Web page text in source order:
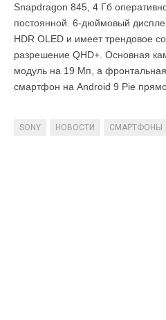
Snapdragon 845, 4 Гб
постоянной. 6-дюймовый
HDR OLED и имеет трендовое
разрешение QHD+. Основная
модуль на 19 Мп, а
смартфон на Android 9 Pie прямо
SONY НОВОСТИ СМАРТФОНЫ